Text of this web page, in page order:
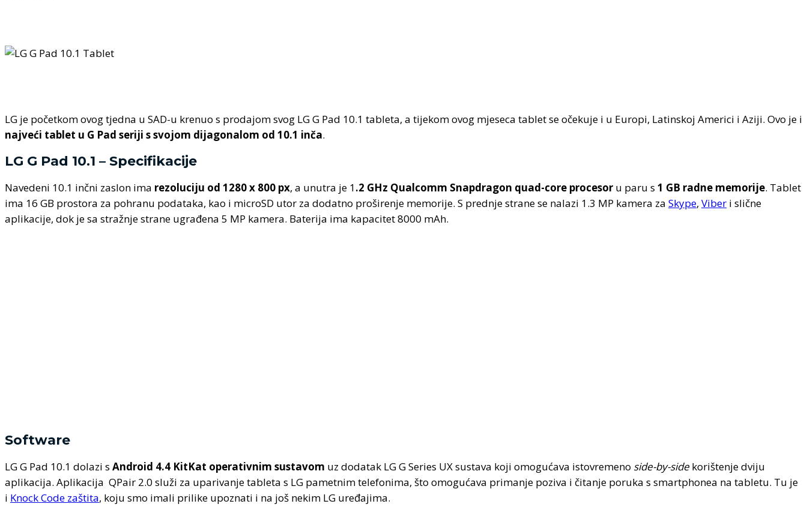
LG je početkom ovog tjedna u SAD-u krenuo s prodajom svog LG G Pad 10.1 tableta, a tijekom ovog mjeseca tablet se očekuje i u Europi, Latinskoj Americi i Aziji. Ovo je i
najveći tablet u G Pad seriji s svojom dijagonalom od 10.1 inča.
LG G Pad 10.1 – Specifikacije
Navedeni 10.1 inčni zaslon ima rezoluciju od 1280 x 800 px, a unutra je 1.2 GHz Qualcomm Snapdragon quad-core procesor u paru s 1 GB radne memorije. Tablet
ima 16 GB prostora za pohranu podataka, kao i microSD utor za dodatno proširenje memorije. S prednje strane se nalazi 1.3 MP kamera za Skype, Viber i slične
aplikacije, dok je sa stražnje strane ugrađena 5 MP kamera. Baterija ima kapacitet 8000 mAh.
Software
LG G Pad 10.1 dolazi s Android 4.4 KitKat operativnim sustavom uz dodatak LG G Series UX sustava koji omogućava istovremeno side-by-sidekorištenje dviju
aplikacija. Aplikacija QPair 2.0 služi za uparivanje tableta s LG pametnim telefonima, što omogućava primanje poziva i čitanje poruka s smartphonea na tabletu. Tu je
i Knock Code zaštita, koju smo imali prilike upoznati i na još nekim LG uređajima.